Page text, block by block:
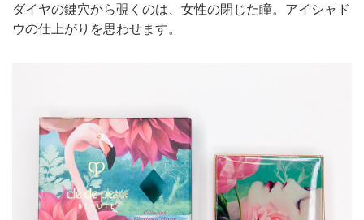
ダイヤの鍵穴から覗くのは、女性の閉じた瞳。アイシャド
ウの仕上がりを思わせます。